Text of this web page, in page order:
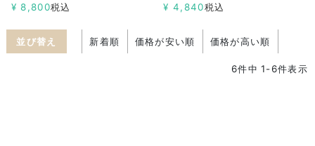
¥ 8,800税込
¥ 4,840税込
並び替え 新着順 価格が安い順 価格が高い順
6件中 1-6件表示